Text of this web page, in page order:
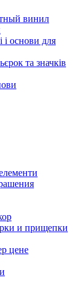
винил
основи для
та значків
и прищепки
цене